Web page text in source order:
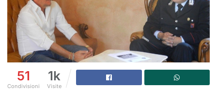
51
Condivisioni
1k
Visite